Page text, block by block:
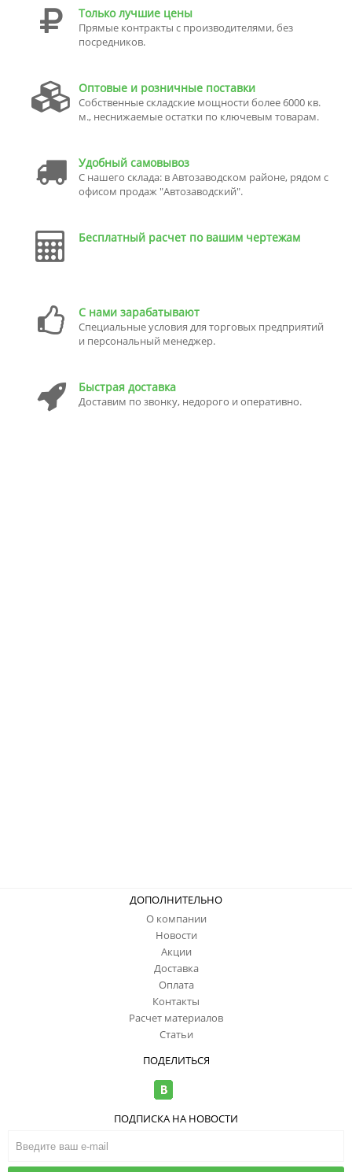
Только лучшие цены
Прямые контракты с производителями, без
посредников.
Оптовые и розничные поставки
Собственные складские мощности более 6000 кв.
м., неснижаемые остатки по ключевым товарам.
Удобный самовывоз
С нашего склада: в Автозаводском районе, рядом с
офисом продаж "Автозаводский".
Бесплатный расчет по вашим чертежам
С нами зарабатывают
Специальные условия для торговых предприятий
и персональный менеджер.
Быстрая доставка
Доставим по звонку, недорого и оперативно.
ДОПОЛНИТЕЛЬНО
О компании
Новости
Акции
Доставка
Оплата
Контакты
Расчет материалов
Статьи
ПОДЕЛИТЬСЯ
ПОДПИСКА НА НОВОСТИ